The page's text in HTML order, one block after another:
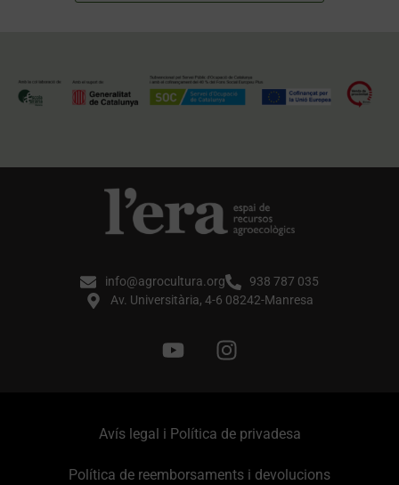
info@agrocultura.org
938 787 035
Av. Universitària, 4-6 08242-Manresa
Avís legal i Política de privadesa
Política de reemborsaments i devolucions